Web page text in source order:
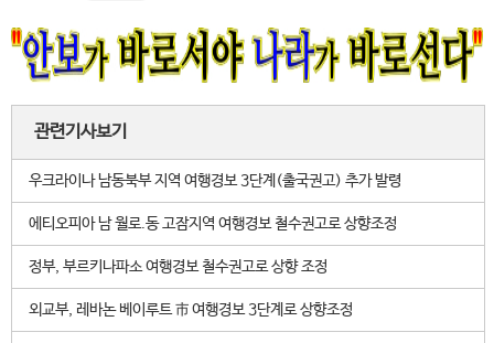
관련기사보기
우크라이나 남동북부 지역 여행경보 3단계(출국권고) 추가 발령
에티오피아 남 월로.동 고잠지역 여행경보 철수권고로 상향조정
정부, 부르키나파소 여행경보 철수권고로 상향 조정
외교부, 레바논 베이루트 市 여행경보 3단계로 상향조정